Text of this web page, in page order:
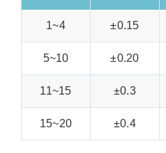
1~4 ±0.15
5~10 ±0.20
11~15 ±0.3
15~20 ±0.4